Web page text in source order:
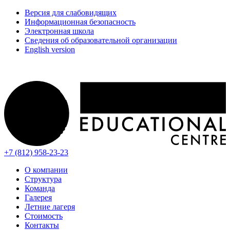
Версия для слабовидящих
Информационная безопасность
Электронная школа
Сведения об образовательной организации
English version
+7 (812) 958-23-23
О компании
Структура
Команда
Галерея
Летние лагеря
Стоимость
Контакты